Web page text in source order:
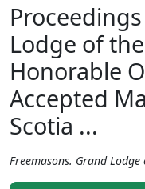
Lodge of
Honorable
Accepted
Scotia ...
Freemasons. Grand